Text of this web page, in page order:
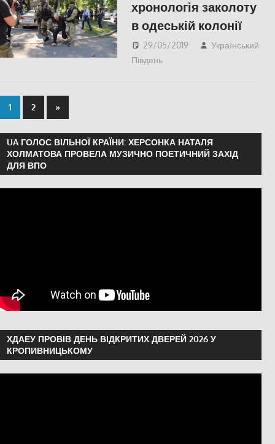
хронологія заколоту
в одеській колонії
29/05/2019
Український
Південь
1 2 »
UA ГОЛОС ВІЛЬНОЇ КРАЇНИ: ХЕРСОНКА НАТАЛЯ
ХОЛМАТОВА ПРОВЕЛА МУЗИЧНО ПОЕТИЧНИЙ ЗАХІД
ДЛЯ ВПО
ХДАЕУ ПРОВІВ ДЕНЬ ВІДКРИТИХ ДВЕРЕЙ 2026 У
КРОПИВНИЦЬКОМУ